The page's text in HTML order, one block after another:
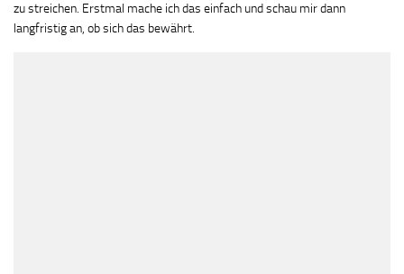
zu streichen. Erstmal mache ich das einfach und schau mir dann
langfristig an, ob sich das bewährt.